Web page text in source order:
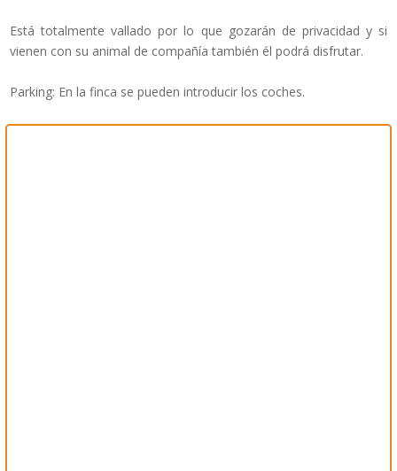
Está totalmente vallado por lo que gozarán de privacidad y si
vienen con su animal de compañía también él podrá disfrutar.
Parking: En la finca se pueden introducir los coches.